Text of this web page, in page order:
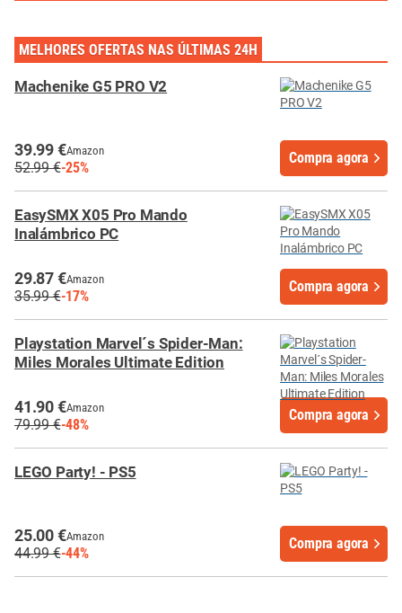
MELHORES OFERTAS NAS ÚLTIMAS 24H
Machenike G5 PRO V2
39.99 €Amazon
52.99 €-25%
Compra agora
EasySMX X05 Pro Mando
Inalámbrico PC
29.87 €Amazon
35.99 €-17%
Compra agora
Playstation Marvel´s Spider-Man:
Miles Morales Ultimate Edition
41.90 €Amazon
79.99 €-48%
Compra agora
LEGO Party! - PS5
25.00 €Amazon
44.99 €-44%
Compra agora